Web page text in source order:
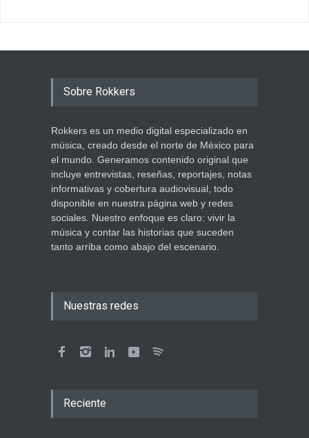
Sobre Rokkers
Rokkers es un medio digital especializado en
música, creado desde el norte de México para
el mundo. Generamos contenido original que
incluye entrevistas, reseñas, reportajes, notas
informativas y cobertura audiovisual, todo
disponible en nuestra página web y redes
sociales. Nuestro enfoque es claro: vivir la
música y contar las historias que suceden
tanto arriba como abajo del escenario.
Nuestras redes
Reciente